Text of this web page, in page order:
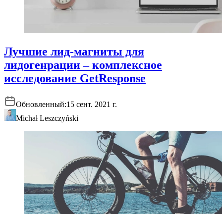
Лучшие лид-магниты для
лидогенрации – комплексное
исследование GetResponse
Обновленный:15 сент. 2021 г.
Michał Leszczyński